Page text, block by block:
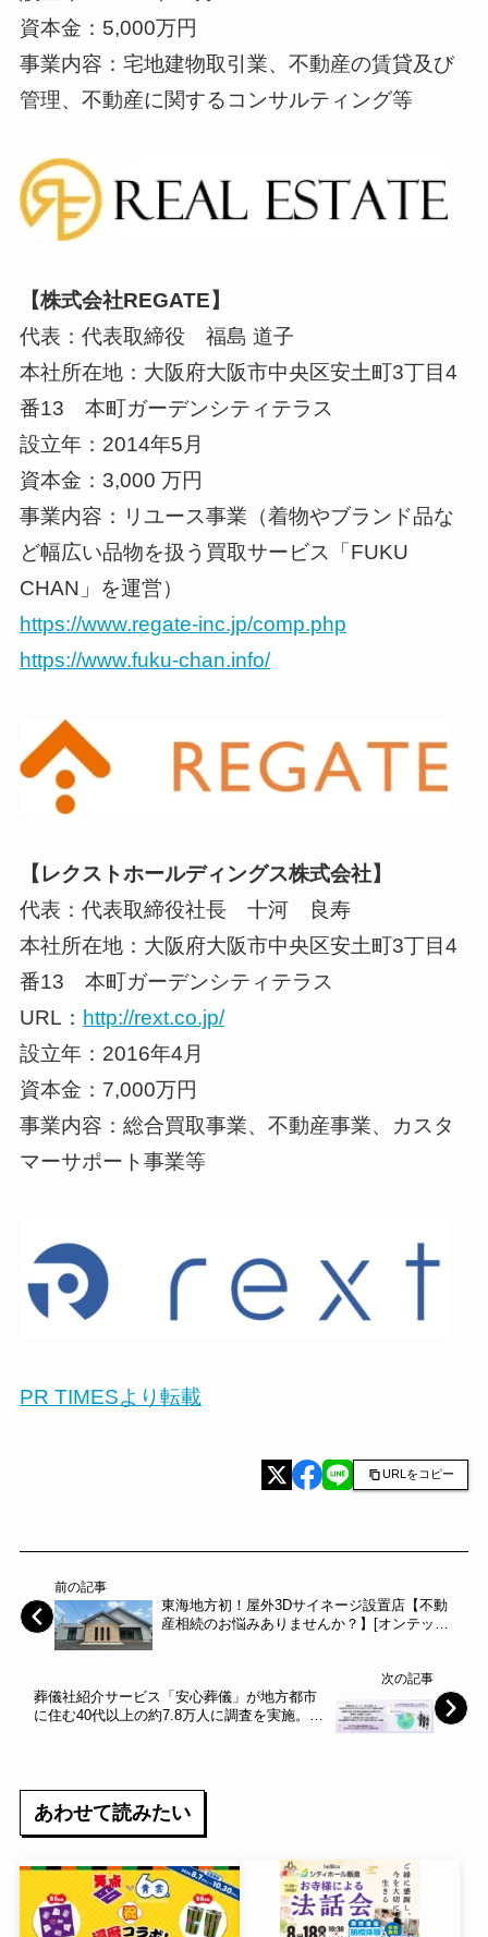
資本金：5,000万円
事業内容：宅地建物取引業、不動産の賃貸及び
管理、不動産に関するコンサルティング等
【株式会社REGATE】
代表：代表取締役 福島 道子
本社所在地：大阪府大阪市中央区安土町3丁目4
番13 本町ガーデンシティテラス
設立年：2014年5月
資本金：3,000 万円
事業内容：リユース事業（着物やブランド品な
ど幅広い品物を扱う買取サービス「FUKU
CHAN」を運営）
https://www.regate-inc.jp/comp.php
https://www.fuku-chan.info/
【レクストホールディングス株式会社】
代表：代表取締役社長 十河 良寿
本社所在地：大阪府大阪市中央区安土町3丁目4
番13 本町ガーデンシティテラス
URL： http://rext.co.jp/
設立年：2016年4月
資本金：7,000万円
事業内容：総合買取事業、不動産事業、カスタ
マーサポート事業等
PR TIMESより転載
URLをコピー
前の記事
東海地方初！屋外3Dサイネージ設置店【不動
産相続のお悩みありませんか？】[オンテック
次の記事
葬儀社紹介サービス「安心葬儀」が地方都市
に住む40代以上の約7.8万人に調査を実施。全
あわせて読みたい